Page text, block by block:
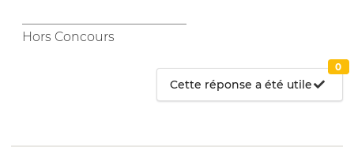
Hors Concours
Cette réponse a été utile
0